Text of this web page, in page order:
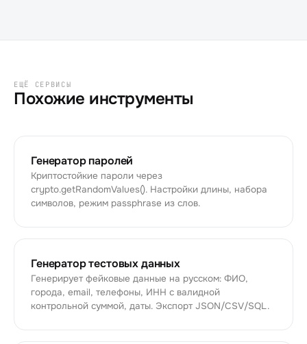
ЕЩЁ СЕРВИСЫ
Похожие инструменты
Генератор паролей
Криптостойкие пароли через
crypto.getRandomValues(). Настройки длины, набора
символов, режим passphrase из слов.
Генератор тестовых данных
Генерирует фейковые данные на русском: ФИО,
города, email, телефоны, ИНН с валидной
контрольной суммой, даты. Экспорт JSON/CSV/SQL.